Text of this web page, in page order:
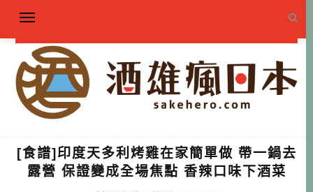
[食譜]印度天多利烤雞在家簡單做 帶一鍋去
露營 保證變成全場焦點 香辣口味下酒菜